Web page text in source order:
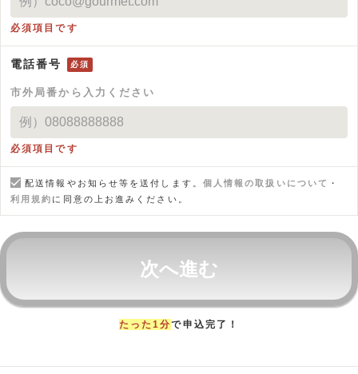
必須項目です
電話番号 必須
市外局番から入力ください
必須項目です
配送情報やお知らせ等を送付します。 個人情報の取扱いについて ・
利用規約 に同意の上お進みください。
次へ進む
たった1分で申込完了！